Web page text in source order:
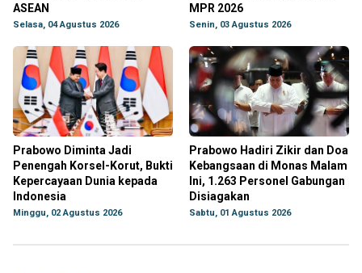
ASEAN
Selasa, 04 Agustus 2026
MPR 2026
Senin, 03 Agustus 2026
Prabowo Diminta Jadi
Penengah Korsel-Korut, Bukti
Kepercayaan Dunia kepada
Indonesia
Minggu, 02 Agustus 2026
Prabowo Hadiri Zikir dan Doa
Kebangsaan di Monas Malam
Ini, 1.263 Personel Gabungan
Disiagakan
Sabtu, 01 Agustus 2026